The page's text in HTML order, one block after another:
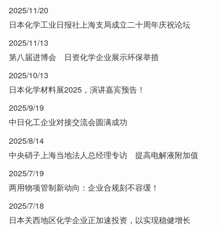
2025/11/20
日本化学工业日报社上海支局成立二十周年庆祝论坛
2025/11/13
第八届进博会 日资化学企业展示环保举措
2025/10/13
日本化学材料展2025，演讲嘉宾预告！
2025/9/19
中日化工企业对接交流会圆满成功
2025/8/14
中央硝子上海当地法人总经理专访 提高电解液附加值
2025/7/19
两用物项管制新动向：企业合规刻不容缓！
2025/7/18
日本关西地区化学企业正加速投资，以实现稳健增长